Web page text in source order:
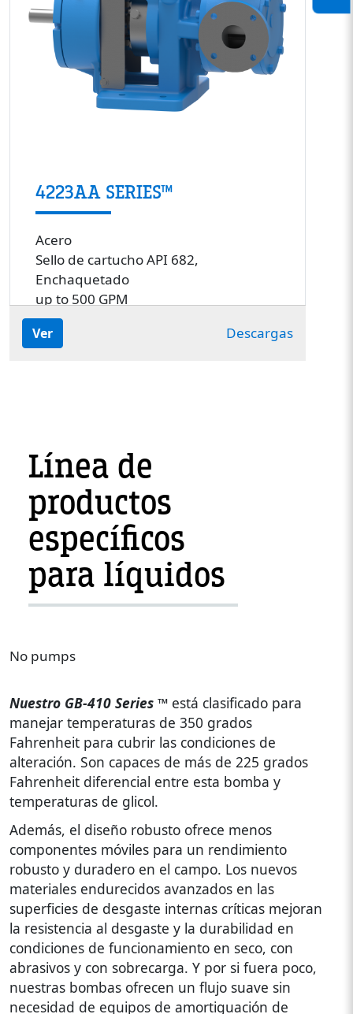
4223AA SERIES™
Acero
Sello de cartucho API 682,
Enchaquetado
up to 500 GPM
Ver Descargas
Línea de
productos
específicos
para líquidos
No pumps
Nuestro GB-410 Series ™ está clasificado para
manejar temperaturas de 350 grados
Fahrenheit para cubrir las condiciones de
alteración. Son capaces de más de 225 grados
Fahrenheit diferencial entre esta bomba y
temperaturas de glicol.
Además, el diseño robusto ofrece menos
componentes móviles para un rendimiento
robusto y duradero en el campo. Los nuevos
materiales endurecidos avanzados en las
superficies de desgaste internas críticas mejoran
la resistencia al desgaste y la durabilidad en
condiciones de funcionamiento en seco, con
abrasivos y con sobrecarga. Y por si fuera poco,
nuestras bombas ofrecen un flujo suave sin
necesidad de equipos de amortiguación de